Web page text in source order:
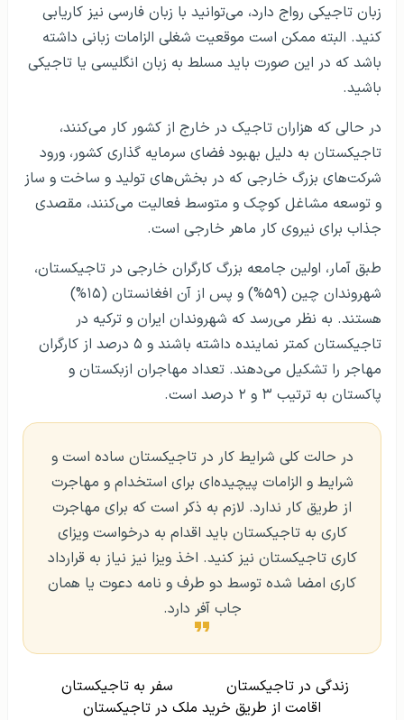
زبان تاجیکی رواج دارد، می‌توانید با زبان فارسی نیز کاریابی
کنید. البته ممکن است موقعیت شغلی الزامات زبانی داشته
باشد که در این صورت باید مسلط به زبان انگلیسی یا تاجیکی
باشید.
در حالی که هزاران تاجیک در خارج از کشور کار می‌کنند،
تاجیکستان به دلیل بهبود فضای سرمایه گذاری کشور، ورود
شرکت‌های بزرگ خارجی که در بخش‌های تولید و ساخت و ساز
و توسعه مشاغل کوچک و متوسط ​​فعالیت می‌کنند، مقصدی
جذاب برای نیروی کار ماهر خارجی است.
طبق آمار، اولین جامعه بزرگ کارگران خارجی در تاجیکستان،
شهروندان چین (۵۹%) و پس از آن افغانستان (۱۵%)
هستند. به نظر می‌رسد که شهروندان ایران و ترکیه در
تاجیکستان کمتر نماینده داشته باشند و ۵ درصد از کارگران
مهاجر را تشکیل می‌دهند. تعداد مهاجران ازبکستان و
پاکستان به ترتیب ۳ و ۲ درصد است.
در حالت کلی شرایط کار در تاجیکستان ساده است و
شرایط و الزامات پیچیده‌ای برای استخدام و مهاجرت
از طریق کار ندارد. لازم به ذکر است که برای مهاجرت
کاری به تاجیکستان باید اقدام به درخواست ویزای
کاری تاجیکستان نیز کنید. اخذ ویزا نیز نیاز به قرارداد
کاری امضا شده توسط دو طرف و نامه دعوت یا همان
جاب آفر دارد.
زندگی در تاجیکستان
سفر به تاجیکستان
اقامت از طریق خرید ملک در تاجیکستان